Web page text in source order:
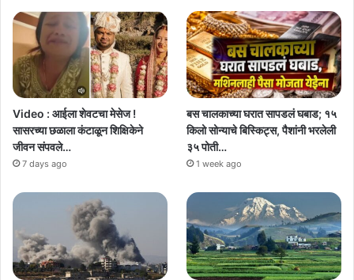
Video : आईला शेवटचा मेसेज !
सासरच्या छळाला कंटाळून शिक्षिकेने
जीवन संपवले…
7 days ago
बस चालकाच्या घरात सापडलं घबाड; १५
किलो सोन्याचे बिस्किट्स, पैशांनी भरलेली
३५ पोती…
1 week ago